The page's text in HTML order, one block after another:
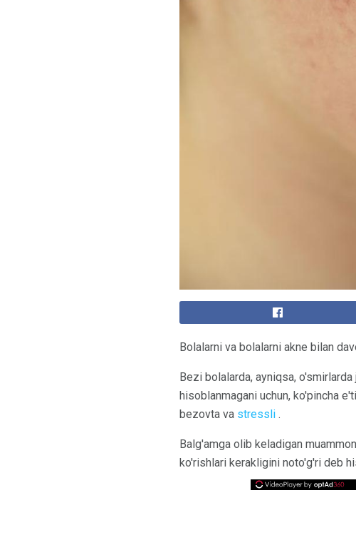
Bolalarni va bolalarni akne bilan
Bezi bolalarda, ayniqsa,
hisoblanmagani uchun, ko'pincha
bezovta va stressli .
Balg'amga olib keladigan
ko'rishlari kerakligini noto'g'ri deb